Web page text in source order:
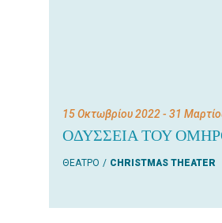
15 Οκτωβρίου 2022- 31
ΟΔΥΣΣΕΙΑ ΤΟΥ
ΘΕΑΤΡΟ CHRISTMAS THEATER